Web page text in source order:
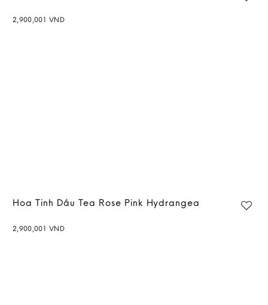
2,900,001 VND
Hoa Tinh Dầu Tea Rose Pink Hydrangea
2,900,001 VND